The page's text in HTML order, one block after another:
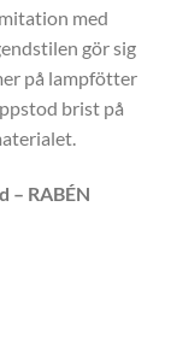
med
gör sig
på lampfötter
brist på
– RABÉN